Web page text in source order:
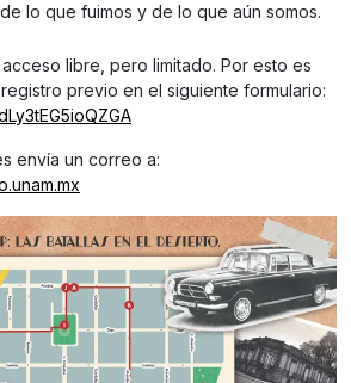
lo que fuimos y de lo que aún somos.
libre, pero limitado. Por esto es
previo en el siguiente formulario:
envía un correo a: